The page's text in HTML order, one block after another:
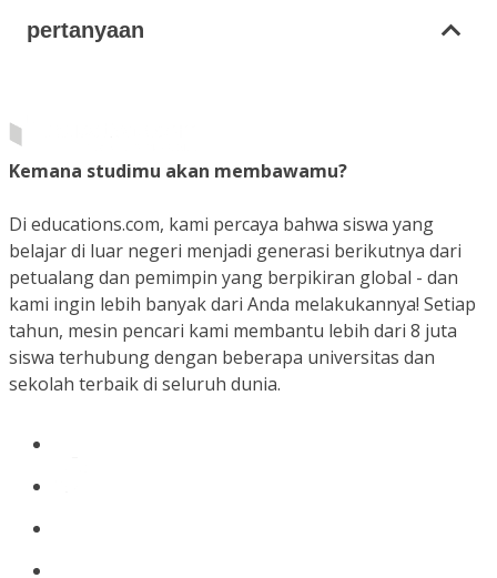
pertanyaan
Kemana studimu akan membawamu?
Di educations.com, kami percaya bahwa siswa yang
belajar di luar negeri menjadi generasi berikutnya dari
petualang dan pemimpin yang berpikiran global - dan
kami ingin lebih banyak dari Anda melakukannya! Setiap
tahun, mesin pencari kami membantu lebih dari 8 juta
siswa terhubung dengan beberapa universitas dan
sekolah terbaik di seluruh dunia.